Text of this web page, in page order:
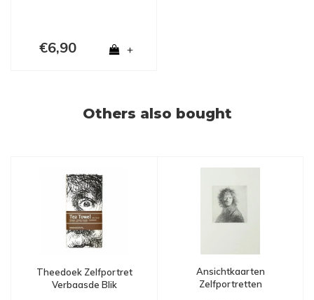
€6,90 +
Others also bought
Theedoek Zelfportret
Verbaasde Blik
Ansichtkaarten
Zelfportretten